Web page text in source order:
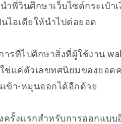
พี่วินศึกษาเว็บไซต์กระเป๋าเ
นไอเดียให้นำไปต่อยอด
รที่ไปศึกษาสิ่งที่ผู้ใช้งาน
ช่แค่ตัวเลขทศนิยมของยอด
ข้า-หมุนออกได้อีกด้วย
รั้งแรกสำหรับการออกแบบ